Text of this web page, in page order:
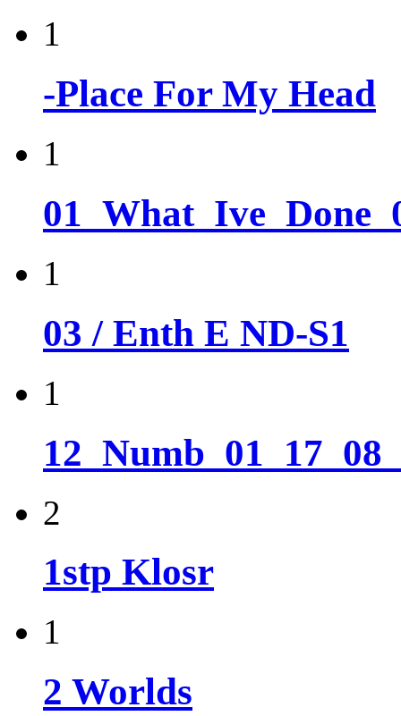
1
-Place For My Head
1
1
03 / Enth E ND-S1
1
2
1stp Klosr
1
2 Worlds